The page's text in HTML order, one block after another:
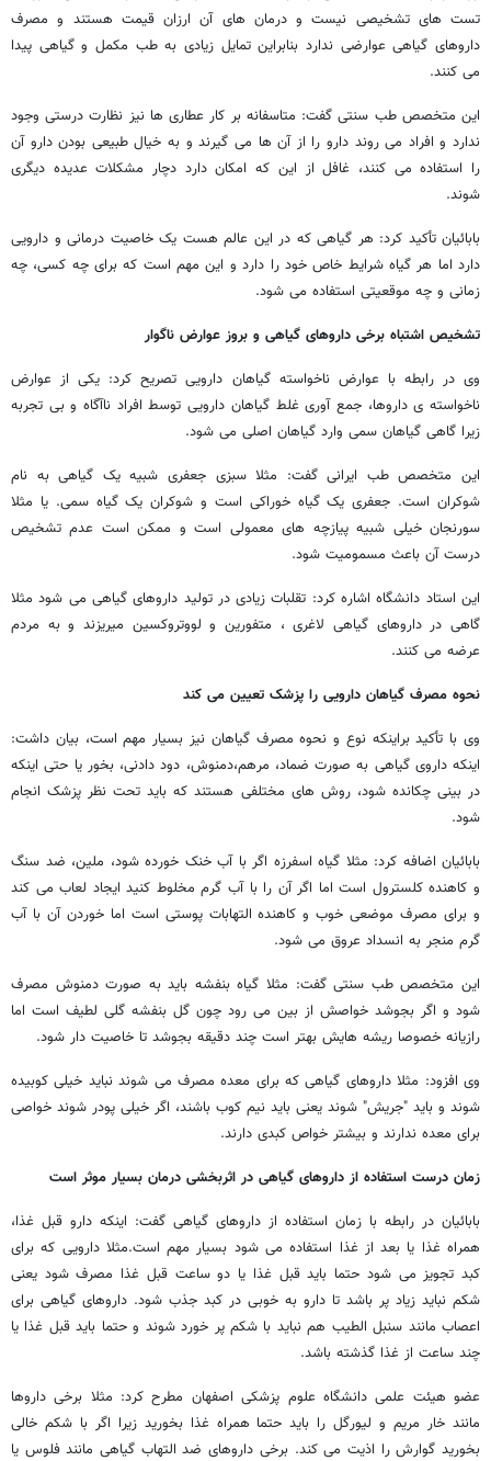
تست های تشخیصی نیست و درمان های آن ارزان قیمت هستند و مصرف
داروهای گیاهی عوارضی ندارد بنابراین تمایل زیادی به طب مکمل و گیاهی پیدا
می کنند.
این متخصص طب سنتی گفت: متاسفانه بر کار عطاری ها نیز نظارت درستی وجود
ندارد و افراد می روند دارو را از آن ها می گیرند و به خیال طبیعی بودن دارو آن
را استفاده می کنند، غافل از این که امکان دارد دچار مشکلات عدیده دیگری
شوند.
بابائیان تأکید کرد: هر گیاهی که در این عالم هست یک خاصیت درمانی و دارویی
دارد اما هر گیاه شرایط خاص خود را دارد و این مهم است که برای چه کسی، چه
زمانی و چه موقعیتی استفاده می شود.
تشخیص اشتباه برخی داروهای گیاهی و بروز عوارض ناگوار
وی در رابطه با عوارض ناخواسته گیاهان دارویی تصریح کرد: یکی از عوارض
ناخواسته ی داروها، جمع آوری غلط گیاهان دارویی توسط افراد ناآگاه و بی تجربه
زیرا گاهی گیاهان سمی وارد گیاهان اصلی می شود.
این متخصص طب ایرانی گفت: مثلا سبزی جعفری شبیه یک گیاهی به نام
شوکران است. جعفری یک گیاه خوراکی است و شوکران یک گیاه سمی. یا مثلا
سورنجان خیلی شبیه پیازچه های معمولی است و ممکن است عدم تشخیص
درست آن باعث مسمومیت شود.
این استاد دانشگاه اشاره کرد: تقلبات زیادی در تولید داروهای گیاهی می شود مثلا
گاهی در داروهای گیاهی لاغری ، متفورین و لووتروکسین میریزند و به مردم
عرضه می کنند.
نحوه مصرف گیاهان دارویی را پزشک تعیین می کند
وی با تأکید براینکه نوع و نحوه مصرف گیاهان نیز بسیار مهم است، بیان داشت:
اینکه داروی گیاهی به صورت ضماد، مرهم،دمنوش، دود دادنی، بخور یا حتی اینکه
در بینی چکانده شود، روش های مختلفی هستند که باید تحت نظر پزشک انجام
شود.
بابائیان اضافه کرد: مثلا گیاه اسفرزه اگر با آب خنک خورده شود، ملین، ضد سنگ
و کاهنده کلسترول است اما اگر آن را با آب گرم مخلوط کنید ایجاد لعاب می کند
و برای مصرف موضعی خوب و کاهنده التهابات پوستی است اما خوردن آن با آب
گرم منجر به انسداد عروق می شود.
این متخصص طب سنتی گفت: مثلا گیاه بنفشه باید به صورت دمنوش مصرف
شود و اگر بجوشد خواصش از بین می رود چون گل بنفشه گلی لطیف است اما
رازیانه خصوصا ریشه هایش بهتر است چند دقیقه بجوشد تا خاصیت دار شود.
وی افزود: مثلا داروهای گیاهی که برای معده مصرف می شوند نباید خیلی کوبیده
شوند و باید "جریش" شوند یعنی باید نیم کوب باشند، اگر خیلی پودر شوند خواصی
برای معده ندارند و بیشتر خواص کبدی دارند.
زمان درست استفاده از داروهای گیاهی در اثربخشی درمان بسیار موثر است
بابائیان در رابطه با زمان استفاده از داروهای گیاهی گفت: اینکه دارو قبل غذا،
همراه غذا یا بعد از غذا استفاده می شود بسیار مهم است.مثلا دارویی که برای
کبد تجویز می شود حتما باید قبل غذا یا دو ساعت قبل غذا مصرف شود یعنی
شکم نباید زیاد پر باشد تا دارو به خوبی در کبد جذب شود. داروهای گیاهی برای
اعصاب مانند سنبل الطیب هم نباید با شکم پر خورد شوند و حتما باید قبل غذا یا
چند ساعت از غذا گذشته باشد.
عضو هیئت علمی دانشگاه علوم پزشکی اصفهان مطرح کرد: مثلا برخی داروها
مانند خار مریم و لیورگل را باید حتما همراه غذا بخورید زیرا اگر با شکم خالی
بخورید گوارش را اذیت می کند. برخی داروهای ضد التهاب گیاهی مانند فلوس یا